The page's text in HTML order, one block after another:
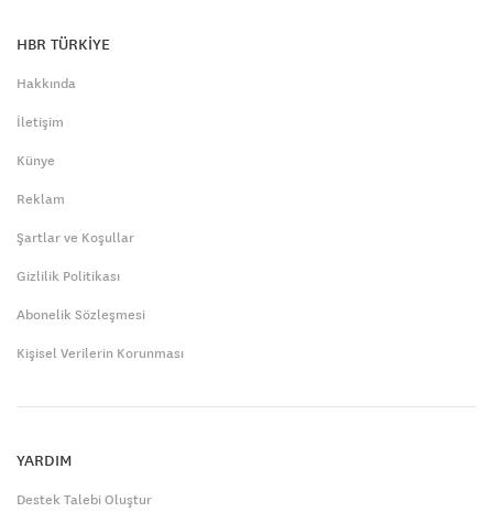
HBR TÜRKİYE
Hakkında
İletişim
Künye
Reklam
Şartlar ve Koşullar
Gizlilik Politikası
Abonelik Sözleşmesi
Kişisel Verilerin Korunması
YARDIM
Destek Talebi Oluştur